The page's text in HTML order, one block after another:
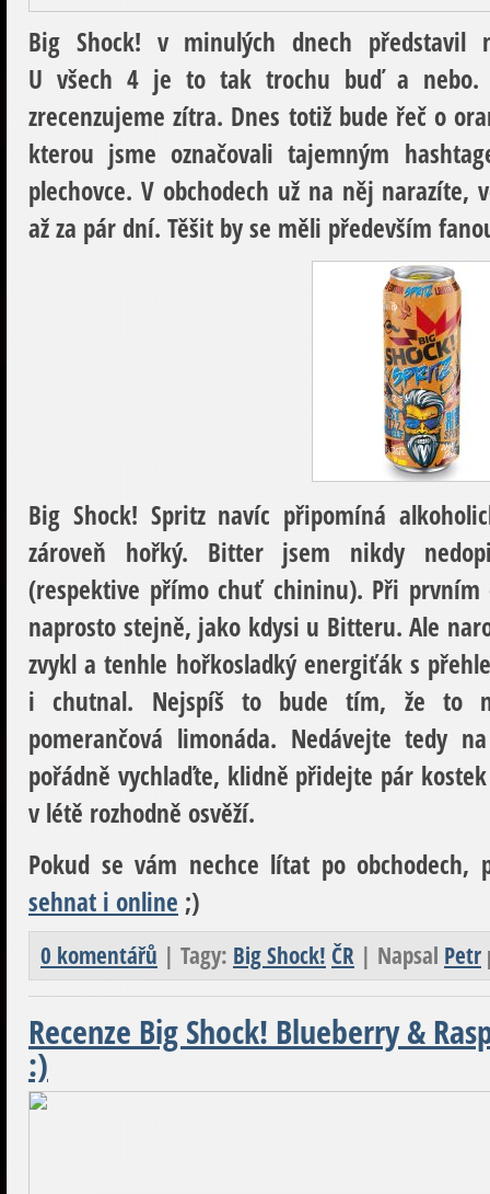
Big Shock! v minulých dnech představil
U všech 4 je to tak trochu buď a nebo.
zrecenzujeme zítra. Dnes totiž bude řeč o
kterou jsme označovali tajemným
plechovce. V obchodech už na něj narazíte,
až za pár dní. Těšit by se měli především
Big Shock! Spritznavíc připomíná
zároveň hořký. Bitter jsem nikdy
(respektive přímo chuť chininu). Při
naprosto stejně, jako kdysi u Bitteru. Ale
zvykl a tenhle hořkosladký energiťák s
i chutnal. Nejspíš to bude tím, že to
pomerančová limonáda. Nedávejte tedy
pořádně vychlaďte, klidně přidejte pár
v létě rozhodně osvěží.
Pokud se vám nechce lítat po obchodech,
sehnat i online ;)
0 komentářů | Tagy: Big Shock! ČR | Napsal Petr
Recenze Big Shock! Blueberry &
:)